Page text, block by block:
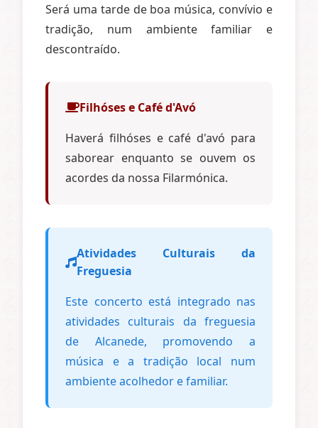
Será uma tarde de boa música, convívio e
tradição, num ambiente familiar e
descontraído.
Filhóses e Café d'Avó
Haverá filhóses e café d'avó para
saborear enquanto se ouvem os
acordes da nossa Filarmónica.
Atividades Culturais da
Freguesia
Este concerto está integrado nas
atividades culturais da freguesia
de Alcanede, promovendo a
música e a tradição local num
ambiente acolhedor e familiar.